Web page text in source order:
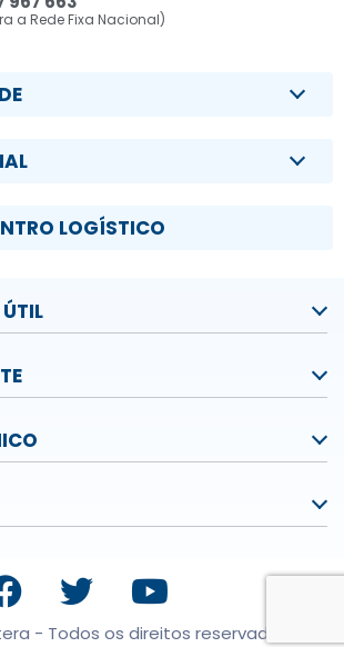
a Rede Fixa Nacional)
LOGÍSTICO
- Todos os direitos reservados.